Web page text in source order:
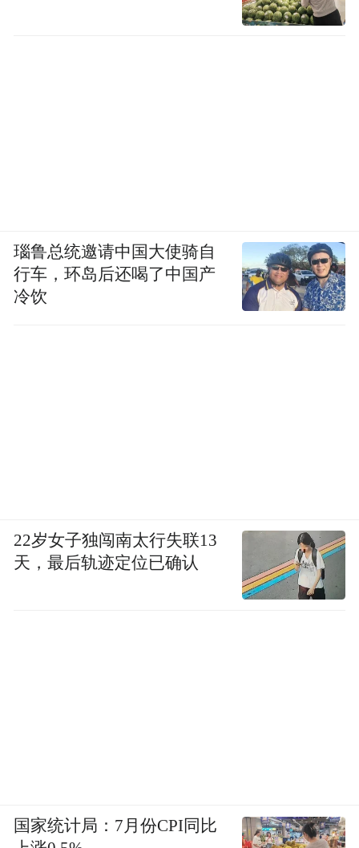
瑙鲁总统邀请中国大使骑自
行车，环岛后还喝了中国产
冷饮
22岁女子独闯南太行失联13
天，最后轨迹定位已确认
国家统计局：7月份CPI同比